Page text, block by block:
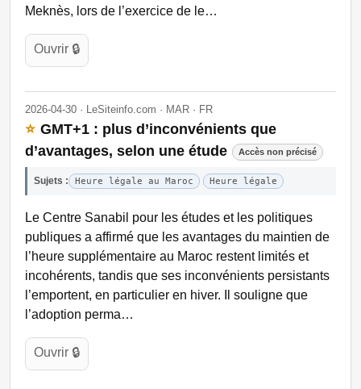
Meknès, lors de l’exercice de le…
Ouvrir 🔒
2026-04-30 · LeSiteinfo.com · MAR · FR
⭐ GMT+1 : plus d’inconvénients que
d’avantages, selon une étude
Accès non précisé
Sujets : Heure légale au Maroc Heure légale
Le Centre Sanabil pour les études et les politiques
publiques a affirmé que les avantages du maintien de
l’heure supplémentaire au Maroc restent limités et
incohérents, tandis que ses inconvénients persistants
l’emportent, en particulier en hiver. Il souligne que
l’adoption perma…
Ouvrir 🔒